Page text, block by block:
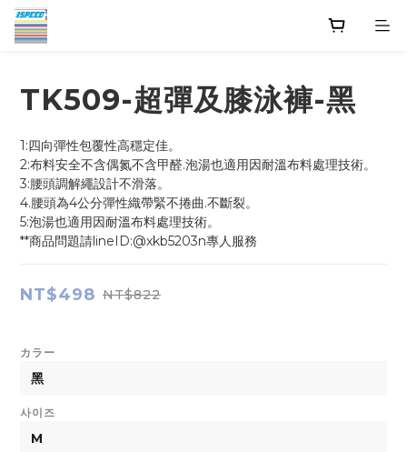
TK509-超彈及膝泳褲-黑
1:四向彈性包覆性高穩定佳。
2:布料安全不含偶氮不含甲醛.泡湯也適用因耐溫布料處理技術。
3:腰頭調解繩設計不滑落。
4.腰頭為4公分彈性織帶緊不捲曲.不斷裂。
5:泡湯也適用因耐溫布料處理技術。
**商品問題請lineID:@xkb5203n專人服務
NT$498 NT$822
カラー
사이즈